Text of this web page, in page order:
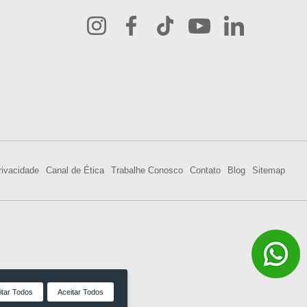
Canal de Ética Trabalhe Conosco Contato Blog Sitemap
Todos Aceitar Todos